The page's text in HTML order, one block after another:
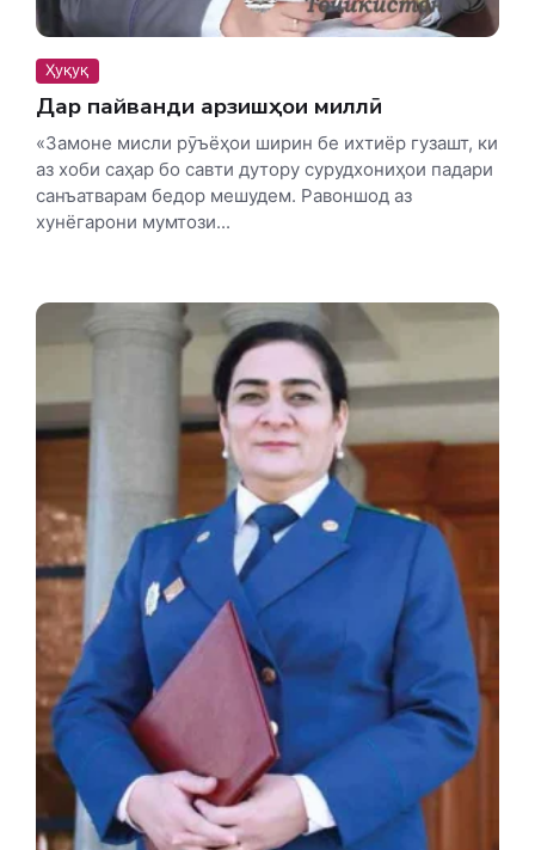
Ҳуқуқ
Дар пайванди арзишҳои миллӣ
«Замоне мисли рӯъёҳои ширин бе ихтиёр гузашт, ки
аз хоби саҳар бо савти дутору сурудхониҳои падари
санъатварам бедор мешудем. Равоншод аз
хунёгарони мумтози...